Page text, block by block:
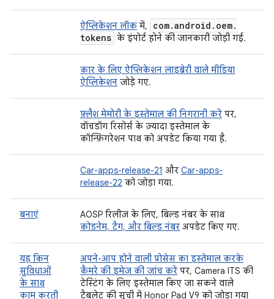
ऐप्लिकेशन लॉक में, com.android . oem.
tokens के इंपोर्ट होने की जानकारी जोड़ी गई.
कार के लिए ऐप्लिकेशन लाइब्रेरी वाले मीडिया
ऐप्लिकेशन जोड़े गए.
फ़्लैश मेमोरी के इस्तेमाल की निगरानी करें पर,
वॉचडॉग रिसोर्स के ज़्यादा इस्तेमाल के
कॉन्फ़िगरेशन पाथ को अपडेट किया गया है.
Car-apps-release-21 और Car-apps-
release-22 को जोड़ा गया.
बनाएं
AOSP रिलीज़ के लिए, बिल्ड नंबर के साथ
कोडनेम, टैग, और बिल्ड नंबर अपडेट किए गए.
यह किन
सुविधाओं
के साथ
काम करती
अपने-आप होने वाली प्रोसेस का इस्तेमाल करके
कैमरे की इमेज की जांच करें पर, Camera ITS की
टेस्टिंग के लिए इस्तेमाल किए जा सकने वाले
टैबलेट की सूची में Honor Pad V9 को जोड़ा गया